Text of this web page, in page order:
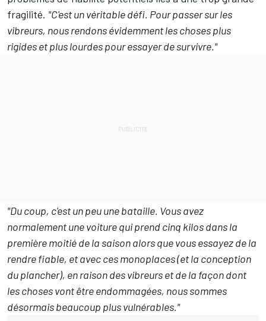
fragilité. "C'est un véritable défi. Pour passer sur les
vibreurs, nous rendons évidemment les choses plus
rigides et plus lourdes pour essayer de survivre."
"Du coup, c'est un peu une bataille. Vous avez
normalement une voiture qui prend cinq kilos dans la
première moitié de la saison alors que vous essayez de la
rendre fiable, et avec ces monoplaces (et la conception
du plancher), en raison des vibreurs et de la façon dont
les choses vont être endommagées, nous sommes
désormais beaucoup plus vulnérables."